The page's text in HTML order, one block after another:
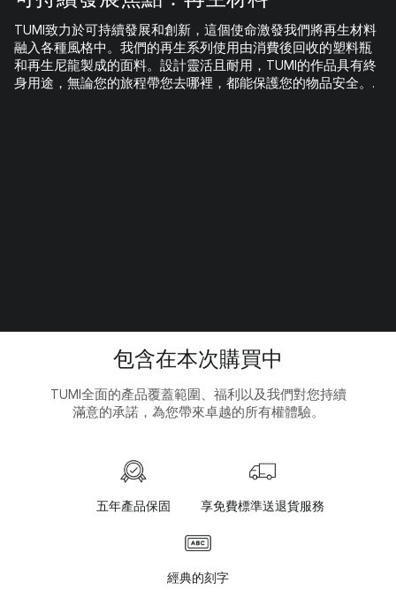
TUMI致力於可持續發展和創新，這個使命激發我們將再生材料
融入各種風格中。我們的再生系列使用由消費後回收的塑料瓶
和再生尼龍製成的面料。設計靈活且耐用，TUMI的作品具有終
身用途，無論您的旅程帶您去哪裡，都能保護您的物品安全。.
包含在本次購買中
TUMI全面的產品覆蓋範圍、福利以及我們對您持續
滿意的承諾，為您帶來卓越的所有權體驗。
五年產品保固 享免費標準送退貨服務
經典的刻字